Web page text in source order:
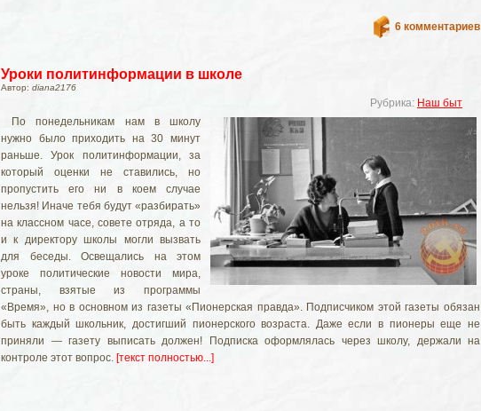
6 комментариев
Уроки политинформации в школе
Автор: diana2176
Рубрика: Наш быт
По понедельникам нам в школу
нужно было приходить на 30 минут
раньше. Урок политинформации, за
который оценки не ставились, но
пропустить его ни в коем случае
нельзя! Иначе тебя будут «разбирать»
на классном часе, совете отряда, а то
и к директору школы могли вызвать
для беседы. Освещались на этом
уроке политические новости мира,
страны, взятые из программы
«Время», но в основном из газеты «Пионерская правда». Подписчиком этой газеты обязан
быть каждый школьник, достигший пионерского возраста. Даже если в пионеры еще не
приняли — газету выписать должен! Подписка оформлялась через школу, держали на
контроле этот вопрос. [текст полностью...]